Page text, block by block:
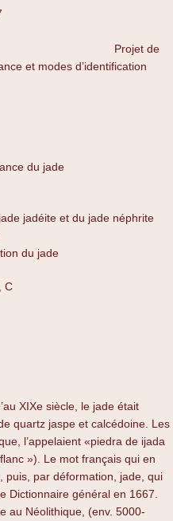
2017
de
et modes d’identification
du jade
jadéite et du jade néphrite
du jade
C
XIXe siècle, le jade était
quartz jaspe et calcédoine. Les
l’appelaient «piedra de ijada
»). Le mot français qui en
puis, par déformation, jade, qui
Dictionnaire général en 1667.
au Néolithique, (env. 5000-